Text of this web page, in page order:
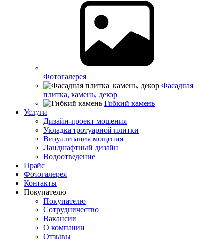
Фотогалерея
Фасадная
плитка, камень, декор
Гибкий камень
Услуги
Дизайн-проект мощения
Укладка тротуарной плитки
Визуализация мощения
Ландшафтный дизайн
Водоотведение
Прайс
Фотогалерея
Контакты
Покупателю
Покупателю
Сотрудничество
Вакансии
О компании
Отзывы